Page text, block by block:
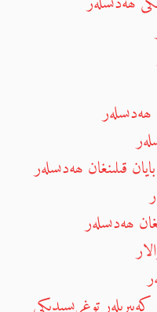
ھەدىسلەر
قىلىنغان ھەدىسلەر
ھەدىسلەر